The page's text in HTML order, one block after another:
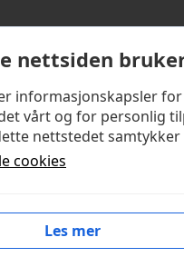
nettsiden
informasjonskapsler
vårt og for personlig
nettstedet
cookies
Les mer